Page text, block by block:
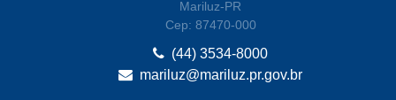
Mariluz-PR
Cep: 87470-000
(44) 3534-8000
mariluz@mariluz.pr.gov.br